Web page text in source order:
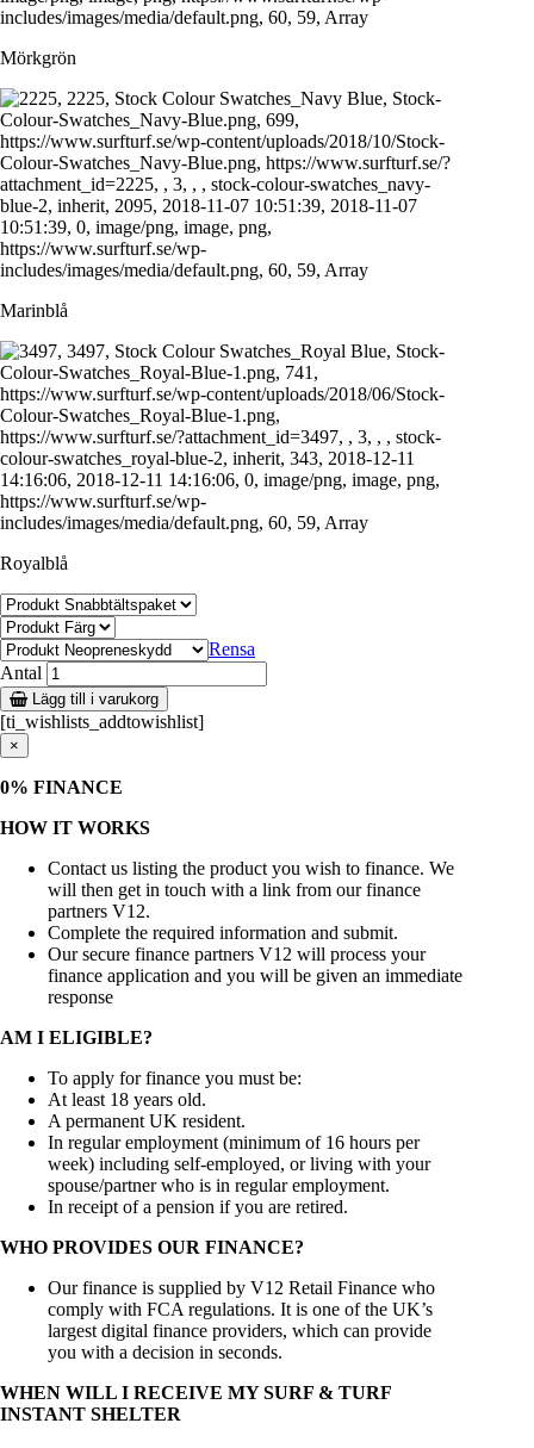
Mörkgrön
Marinblå
Royalblå
Rensa
Antal
Lägg till i varukorg
[ti_wishlists_addtowishlist]
×
0% FINANCE
HOW IT WORKS
Contact us listing the product you wish to finance. We
will then get in touch with a link from our finance
partners V12.
Complete the required information and submit.
Our secure finance partners V12 will process your
finance application and you will be given an immediate
response
AM I ELIGIBLE?
To apply for finance you must be:
At least 18 years old.
A permanent UK resident.
In regular employment (minimum of 16 hours per
week) including self-employed, or living with your
spouse/partner who is in regular employment.
In receipt of a pension if you are retired.
WHO PROVIDES OUR FINANCE?
Our finance is supplied by V12 Retail Finance who
comply with FCA regulations. It is one of the UK’s
largest digital finance providers, which can provide
you with a decision in seconds.
WHEN WILL I RECEIVE MY SURF & TURF
INSTANT SHELTER